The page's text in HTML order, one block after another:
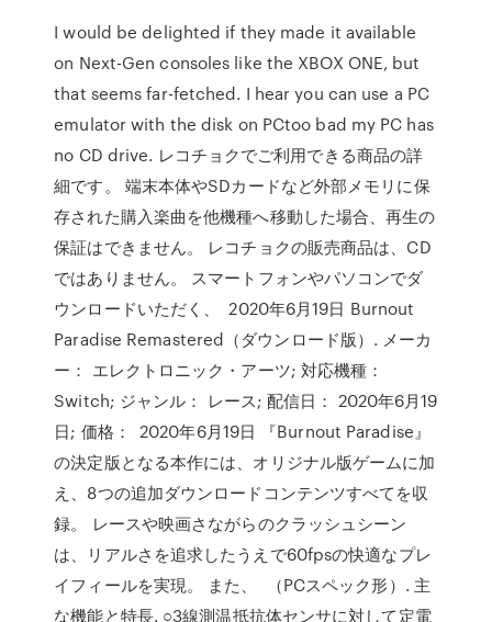
I would be delighted if they made it available
on Next-Gen consoles like the XBOX ONE, but
that seems far-fetched. I hear you can use a PC
emulator with the disk on PCtoo bad my PC has
no CD drive. レコチョクでご利用できる商品の詳
細です。 端末本体やSDカードなど外部メモリに保
存された購入楽曲を他機種へ移動した場合、再生の
保証はできません。 レコチョクの販売商品は、CD
ではありません。 スマートフォンやパソコンでダ
ウンロードいただく、 2020年6月19日 Burnout
Paradise Remastered（ダウンロード版）. メーカ
ー： エレクトロニック・アーツ; 対応機種：
Switch; ジャンル： レース; 配信日： 2020年6月19
日; 価格： 2020年6月19日 『Burnout Paradise』
の決定版となる本作には、オリジナル版ゲームに加
え、8つの追加ダウンロードコンテンツすべてを収
録。 レースや映画さながらのクラッシュシーン
は、リアルさを追求したうえで60fpsの快適なプレ
イフィールを実現。 また、 （PCスペック形）. 主
な機能と特長. ○3線測温抵抗体センサに対して定電